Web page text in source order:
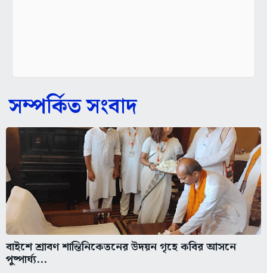
সম্পর্কিত সংবাদ
বাইশে শ্রাবণ শান্তিনিকেতনের উদয়ন গৃহে কবির আসনে
পুষ্পার্ঘ্য...